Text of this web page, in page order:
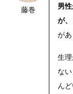
藤巻
男
が
があ
生
な
ん